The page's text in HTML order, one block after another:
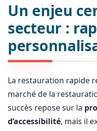
Un enjeu
secteur :
La restauration rapide
marché de la
succès repose sur la
d’accessibilité, mais il